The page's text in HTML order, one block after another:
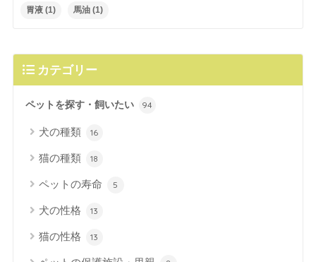
胃液(1) 馬油(1)
カテゴリー
ペットを探す・飼いたい 94
犬の種類 16
猫の種類 18
ペットの寿命 5
犬の性格 13
猫の性格 13